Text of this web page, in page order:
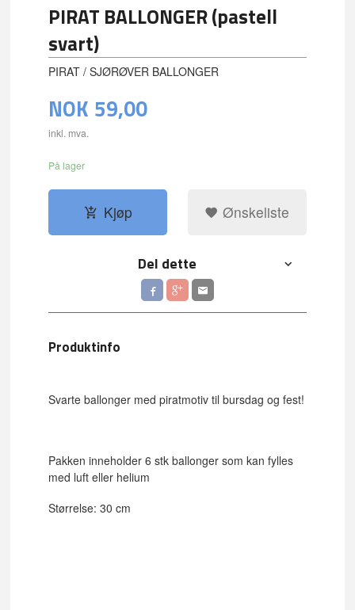
PIRAT BALLONGER (pastell
svart)
PIRAT / SJØRØVER BALLONGER
NOK 59,00
inkl. mva.
På lager
Kjøp Ønskeliste
Del dette
Produktinfo
Svarte ballonger med piratmotiv til bursdag og fest!
Pakken inneholder 6 stk ballonger som kan fylles
med luft eller helium
Størrelse: 30 cm